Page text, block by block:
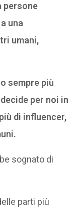
persone
una
umani,
sempre più
per noi in
di influencer,
sognato di
parti più